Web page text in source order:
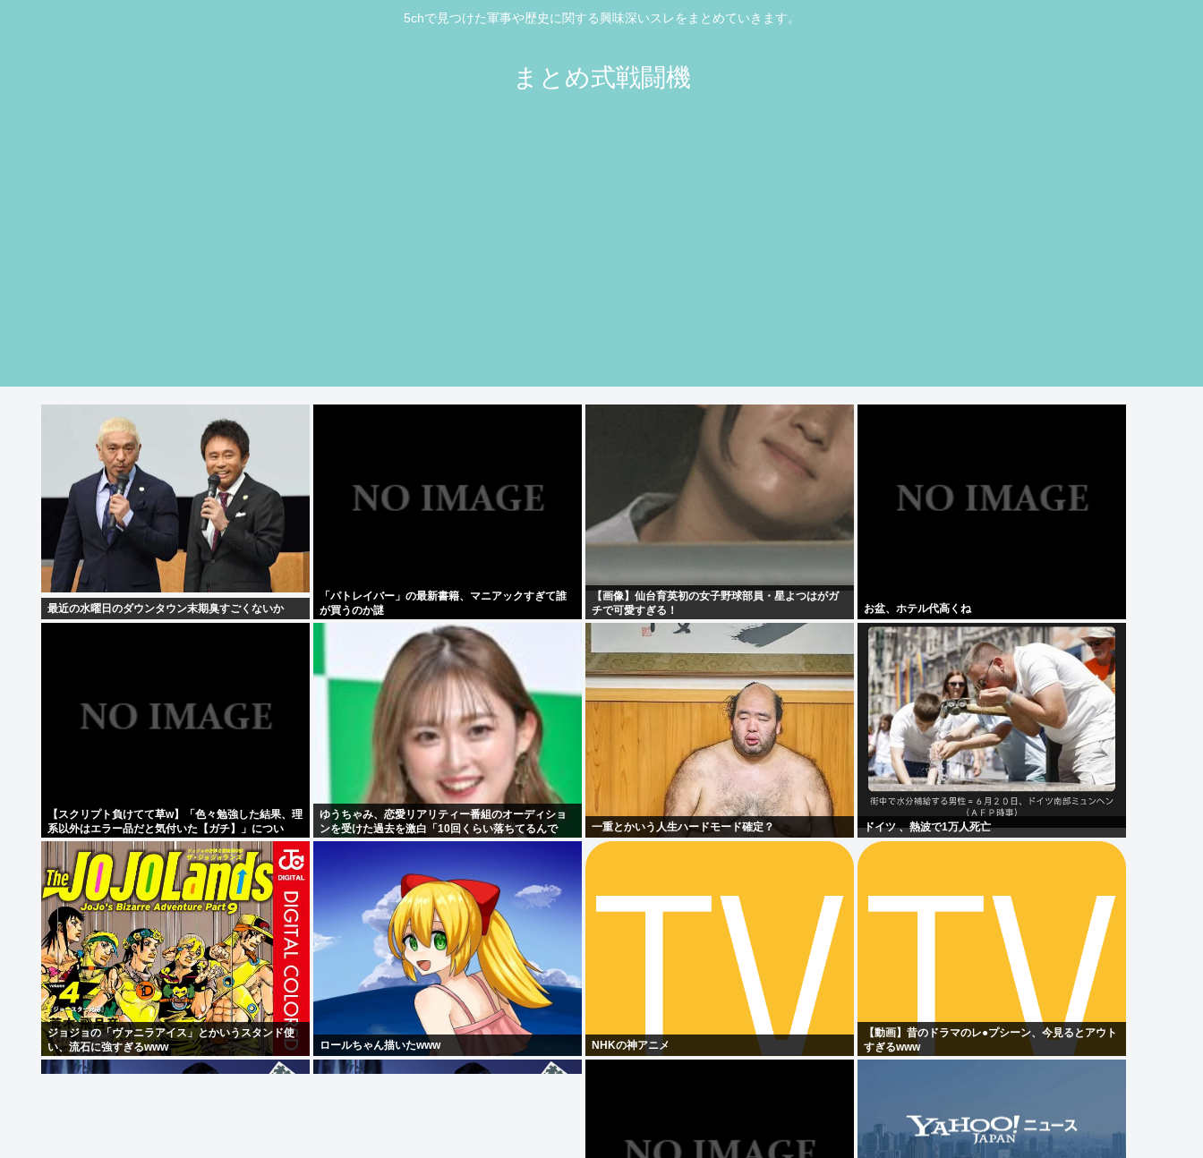
5chで見つけた軍事や歴史に関する興味深いスレをまとめていきます。
まとめ式戦闘機
最近の水曜日のダウンタウン末期臭すごくないか
「パトレイバー」の最新書籍、マニアックすぎて誰
が買うのか謎
【画像】仙台育英初の女子野球部員・星よつはがガ
チで可愛すぎる！
お盆、ホテル代高くね
【スクリプト負けてて草w】「色々勉強した結果、理
系以外はエラー品だと気付いた【ガチ】」につい
て、もっと具体的に話そうか
ゆうちゃみ、恋愛リアリティー番組のオーディショ
ンを受けた過去を激白「10回くらい落ちてるんで
す」
一重とかいう人生ハードモード確定？ ドイツ 、熱波で1万人死亡
ジョジョの「ヴァニラアイス」とかいうスタンド使
い、流石に強すぎるwww
ロールちゃん描いたwww NHKの神アニメ
【動画】昔のドラマのレ●プシーン、今見るとアウト
すぎるwww